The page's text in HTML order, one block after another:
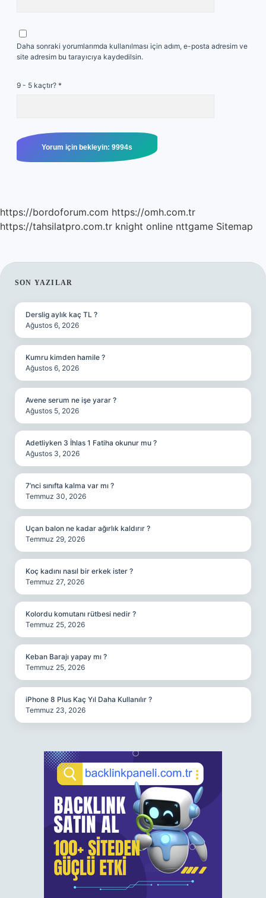
Daha sonraki yorumlarımda kullanılması için adım, e-posta adresim ve
site adresim bu tarayıcıya kaydedilsin.
9 - 5 kaçtır? *
https://bordoforum.com https://omh.com.tr
https://tahsilatpro.com.tr knight online nttgame Sitemap
SIDEBAR
SON YAZILAR
Derslig aylık kaç TL ?
Ağustos 6, 2026
Kumru kimden hamile ?
Ağustos 6, 2026
Avene serum ne işe yarar ?
Ağustos 5, 2026
Adetliyken 3 İhlas 1 Fatiha okunur mu ?
Ağustos 3, 2026
7’nci sınıfta kalma var mı ?
Temmuz 30, 2026
Uçan balon ne kadar ağırlık kaldırır ?
Temmuz 29, 2026
Koç kadını nasıl bir erkek ister ?
Temmuz 27, 2026
Kolordu komutanı rütbesi nedir ?
Temmuz 25, 2026
Keban Barajı yapay mı ?
Temmuz 25, 2026
iPhone 8 Plus Kaç Yıl Daha Kullanılır ?
Temmuz 23, 2026